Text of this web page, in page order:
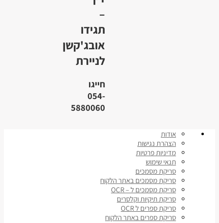
–
תגידו
אובג'קשן
לניירת
חייגו
054-
5880060
אודות
הצהרת נגישות
מדיניות פרטיות
תנאי שימוש
סריקת מסמכים
סריקת מסמכים באתר הלקוח
סריקת מסמכים ל – OCR
סריקת תיקיות וקלסרים
סריקת ספרים ל OCR
סריקת ספרים באתר הלקוח